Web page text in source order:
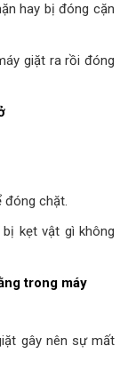
hay bị đóng cặn
giặt ra rồi đóng
đóng chặt.
kẹt vật gì không
trong máy
gây nên sự mất